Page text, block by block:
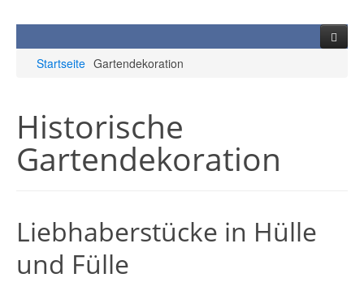
Startseite Gartendekoration
Historische
Gartendekoration
Liebhaberstücke in Hülle
und Fülle
Produkte
Brunnen
Ziegel/Mauersteine
Klinker
Torsäulen
Sandsteinsäulen
Schmiedezaun & Eisentor
Unternehmen
Wir über uns
Referenzen
Leistungen